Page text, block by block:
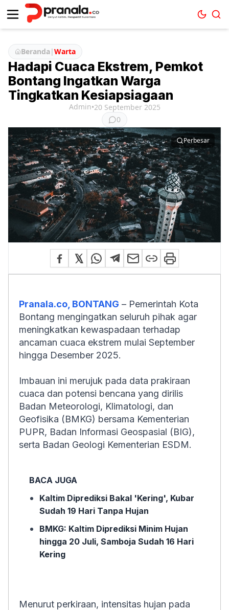
Beranda|Warta
Hadapi Cuaca Ekstrem, Pemkot
Bontang Ingatkan Warga
Tingkatkan Kesiapsiagaan
Admin•20 September 2025
0
Perbesar
Pranala.co, BONTANG – Pemerintah Kota
Bontang mengingatkan seluruh pihak agar
meningkatkan kewaspadaan terhadap
ancaman cuaca ekstrem mulai September
hingga Desember 2025.
Imbauan ini merujuk pada data prakiraan
cuaca dan potensi bencana yang dirilis
Badan Meteorologi, Klimatologi, dan
Geofisika (BMKG) bersama Kementerian
PUPR, Badan Informasi Geospasial (BIG),
serta Badan Geologi Kementerian ESDM.
BACA JUGA
Kaltim Diprediksi Bakal 'Kering', Kubar
Sudah 19 Hari Tanpa Hujan
BMKG: Kaltim Diprediksi Minim Hujan
hingga 20 Juli, Samboja Sudah 16 Hari
Kering
Menurut perkiraan, intensitas hujan pada